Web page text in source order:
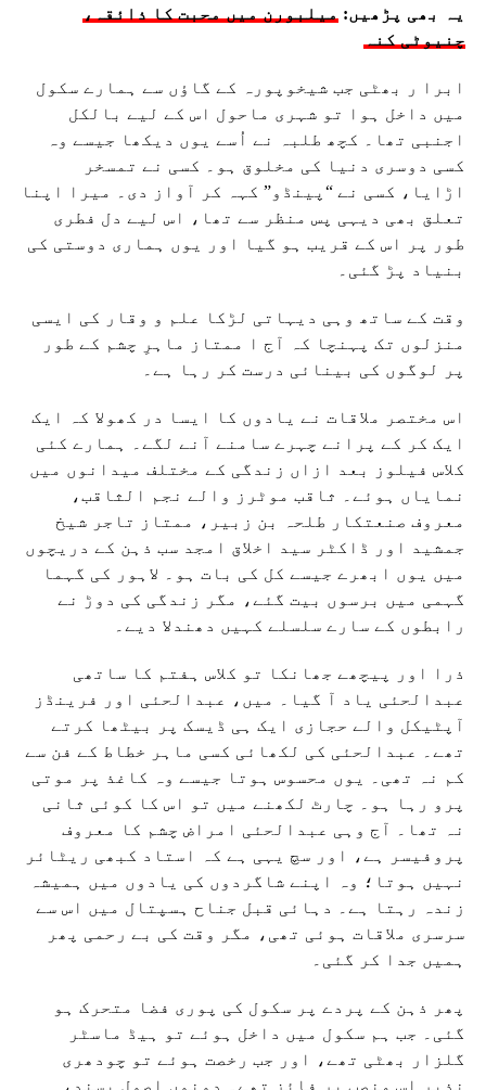
یہ بھی پڑھیں: میلبورن میں محبت کا ذائقہ،
چنیوٹی کنہ
ابرا ر بھٹی جب شیخوپورہ کے گاؤں سے ہمارے سکول
میں داخل ہوا تو شہری ماحول اس کے لیے بالکل
اجنبی تھا۔ کچھ طلبہ نے اُسے یوں دیکھا جیسے وہ
کسی دوسری دنیا کی مخلوق ہو۔ کسی نے تمسخر
اڑایا، کسی نے “پینڈو” کہہ کر آواز دی۔ میرا اپنا
تعلق بھی دیہی پس منظر سے تھا، اس لیے دل فطری
طور پر اس کے قریب ہو گیا اور یوں ہماری دوستی کی
بنیاد پڑ گئی۔
وقت کے ساتھ وہی دیہاتی لڑکا علم و وقار کی ایسی
منزلوں تک پہنچا کہ آج ا ممتاز ماہرِ چشم کے طور
پر لوگوں کی بینائی درست کر رہا ہے۔
اس مختصر ملاقات نے یادوں کا ایسا در کھولا کہ ایک
ایک کر کے پرانے چہرے سامنے آنے لگے۔ ہمارے کئی
کلاس فیلوز بعد ازاں زندگی کے مختلف میدانوں میں
نمایاں ہوئے۔ ثاقب موٹرز والے نجم الثاقب،
معروف صنعتکار طلحہ بن زبیر، ممتاز تاجر شیخ
جمشید اور ڈاکٹر سید اخلاق امجد سب ذہن کے دریچوں
میں یوں ابھرے جیسے کل کی بات ہو۔ لاہور کی گہما
گہمی میں برسوں بیت گئے، مگر زندگی کی دوڑ نے
رابطوں کے سارے سلسلے کہیں دھندلا دیے۔
ذرا اور پیچھے جھانکا تو کلاس ہفتم کا ساتھی
عبدالحئی یاد آ گیا۔ میں، عبدالحئی اور فرینڈز
آپٹیکل والے حجازی ایک ہی ڈیسک پر بیٹھا کرتے
تھے۔ عبدالحئی کی لکھائی کسی ماہر خطاط کے فن سے
کم نہ تھی۔ یوں محسوس ہوتا جیسے وہ کاغذ پر موتی
پرو رہا ہو۔ چارٹ لکھنے میں تو اس کا کوئی ثانی
نہ تھا۔ آج وہی عبدالحئی امراض چشم کا معروف
پروفیسر ہے، اور سچ یہی ہے کہ استاد کبھی ریٹائر
نہیں ہوتا؛ وہ اپنے شاگردوں کی یادوں میں ہمیشہ
زندہ رہتا ہے۔ دہائی قبل جناح ہسپتال میں اس سے
سرسری ملاقات ہوئی تھی، مگر وقت کی بے رحمی پھر
ہمیں جدا کر گئی۔
پھر ذہن کے پردے پر سکول کی پوری فضا متحرک ہو
گئی۔ جب ہم سکول میں داخل ہوئے تو ہیڈ ماسٹر
گلزار بھٹی تھے، اور جب رخصت ہوئے تو چودھری
نذیر اس منصب پر فائز تھے۔ دونوں اصول پسند،